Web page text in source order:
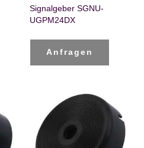
Signalgeber SGNU-
UGPM24DX
Anfragen